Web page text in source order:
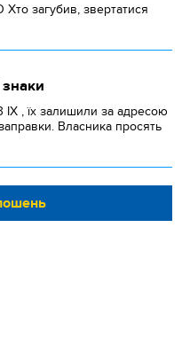
загубив, звертатися
IX , їх залишили за адресою
Власника просять